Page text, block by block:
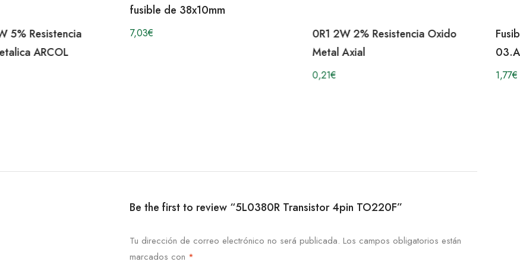
7,03€
0R1 2W 2% Resistencia Oxido
Fusible 30A Serie ORO
Be the first to review “5L0380R Transistor 4pin TO220F”
Tu dirección de correo electrónico no será publicada. Los campos obligatorios están
marcados con *